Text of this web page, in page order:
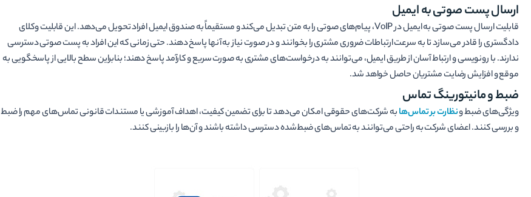
ارسال پست صوتی به ایمیل
قابلیت ارسال پست صوتی به ایمیل در VoIP، پیام‌­های صوتی را به متن تبدیل می­‌کند و مستقیماً به صندوق ایمیل افراد تحویل می­‌دهد. این قابلیت وکلای
دادگستری را قادر می‌سازد تا به سرعت ارتباطات ضروری مشتری را بخوانند و در صورت نیاز به آن­ها پاسخ دهند. حتی زمانی که این افراد به پست صوتی دسترسی
ندارند. با رونویسی و ارتباط آسان از طریق ایمیل، می­‌توانند به درخواست­‌های مشتری به صورت سریع و کارآمد پاسخ دهند؛ بنابراین سطح بالایی از پاسخگویی به
موقع و افزایش رضایت مشتریان حاصل خواهد شد.
ضبط و مانیتورینگ تماس
ویژگی‌های ضبط ونظارت بر تماس‌هابه شرکت‌های حقوقی امکان می‌دهد تا برای تضمین کیفیت، اهداف آموزشی یا مستندات قانونی تماس‌­های مهم را ضبط
و بررسی کنند. اعضای شرکت به راحتی می‌­توانند به تماس‌های ضبط‌‌شده دسترسی داشته باشند و آن‌ها را بازبینی کنند.